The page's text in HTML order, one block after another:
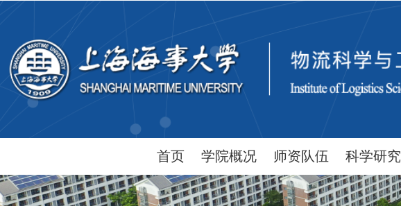
首页 学院概况 师资队伍 科学研究